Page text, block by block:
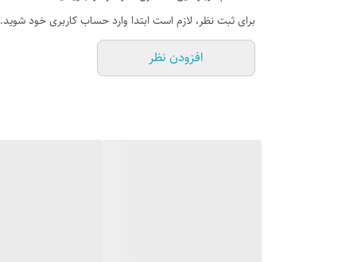
برای ثبت نظر، لازم است ابتدا وارد حساب کاربری خود شوید.
افزودن نظر